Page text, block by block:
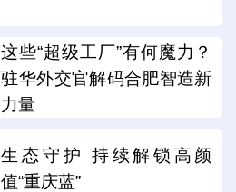
这些“超级工厂”有何魔力？
驻华外交官解码合肥智造新
力量
生态守护 持续解锁高颜
值“重庆蓝”